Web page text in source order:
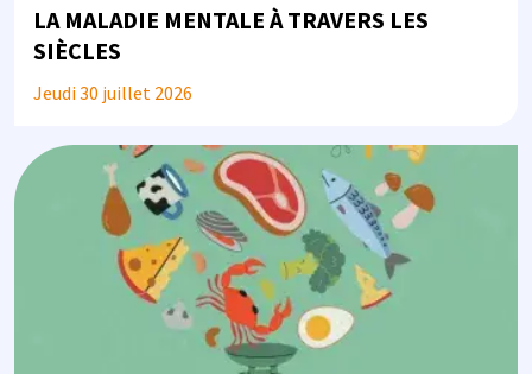
LA MALADIE MENTALE À TRAVERS LES
SIÈCLES
Jeudi 30 juillet 2026
Image